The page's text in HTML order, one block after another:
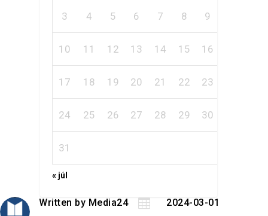
3 4 5 6 7 8 9
10 11 12 13 14 15 16
17 18 19 20 21 22 23
24 25 26 27 28 29 30
31
« júl
Written by Media24  2024-03-01